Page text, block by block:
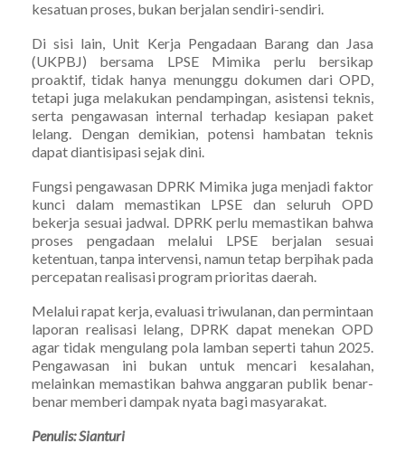
kesatuan proses, bukan berjalan sendiri-sendiri.
Di sisi lain, Unit Kerja Pengadaan Barang dan Jasa
(UKPBJ) bersama LPSE Mimika perlu bersikap
proaktif, tidak hanya menunggu dokumen dari OPD,
tetapi juga melakukan pendampingan, asistensi teknis,
serta pengawasan internal terhadap kesiapan paket
lelang. Dengan demikian, potensi hambatan teknis
dapat diantisipasi sejak dini.
Fungsi pengawasan DPRK Mimika juga menjadi faktor
kunci dalam memastikan LPSE dan seluruh OPD
bekerja sesuai jadwal. DPRK perlu memastikan bahwa
proses pengadaan melalui LPSE berjalan sesuai
ketentuan, tanpa intervensi, namun tetap berpihak pada
percepatan realisasi program prioritas daerah.
Melalui rapat kerja, evaluasi triwulanan, dan permintaan
laporan realisasi lelang, DPRK dapat menekan OPD
agar tidak mengulang pola lamban seperti tahun 2025.
Pengawasan ini bukan untuk mencari kesalahan,
melainkan memastikan bahwa anggaran publik benar-
benar memberi dampak nyata bagi masyarakat.
Penulis: Sianturi